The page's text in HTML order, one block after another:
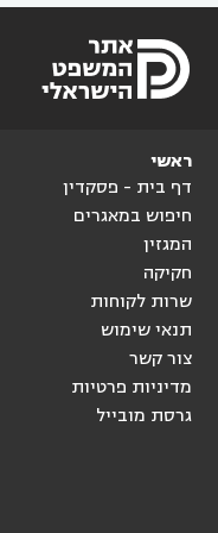
ראשי
דף בית - פסקדין
חיפוש במאגרים
המגזין
חקיקה
שרות לקוחות
תנאי שימוש
צור קשר
מדיניות פרטיות
גרסת מובייל